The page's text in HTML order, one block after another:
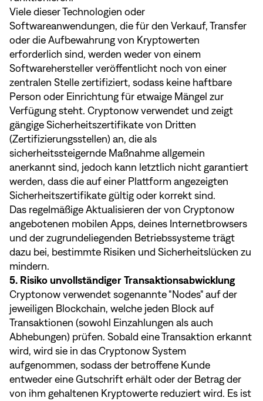
Viele dieser Technologien oder
Softwareanwendungen, die für den Verkauf, Transfer
oder die Aufbewahrung von Kryptowerten
erforderlich sind, werden weder von einem
Softwarehersteller veröffentlicht noch von einer
zentralen Stelle zertifiziert, sodass keine haftbare
Person oder Einrichtung für etwaige Mängel zur
Verfügung steht. Cryptonow verwendet und zeigt
gängige Sicherheitszertifikate von Dritten
(Zertifizierungsstellen) an, die als
sicherheitssteigernde Maßnahme allgemein
anerkannt sind, jedoch kann letztlich nicht garantiert
werden, dass die auf einer Plattform angezeigten
Sicherheitszertifikate gültig oder korrekt sind.
Das regelmäßige Aktualisieren der von Cryptonow
angebotenen mobilen Apps, deines Internetbrowsers
und der zugrundeliegenden Betriebssysteme trägt
dazu bei, bestimmte Risiken und Sicherheitslücken zu
mindern.
5. Risiko unvollständiger Transaktionsabwicklung
Cryptonow verwendet sogenannte "Nodes" auf der
jeweiligen Blockchain, welche jeden Block auf
Transaktionen (sowohl Einzahlungen als auch
Abhebungen) prüfen. Sobald eine Transaktion erkannt
wird, wird sie in das Cryptonow System
aufgenommen, sodass der betroffene Kunde
entweder eine Gutschrift erhält oder der Betrag der
von ihm gehaltenen Kryptowerte reduziert wird. Es ist